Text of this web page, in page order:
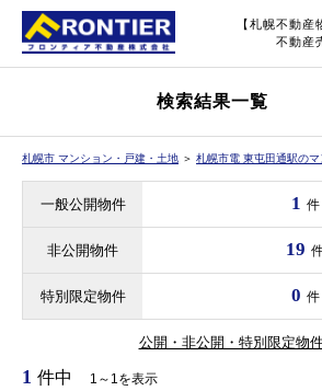
【札幌不動産
不動産
検索結果一覧
札幌市 マンション・戸建・土地 ＞ 札幌市電 東屯田通駅の
一般公開物件 1 件
非公開物件 19
特別限定物件 0 件
公開・非公開・特別限定物
1 件中 1～1を表示